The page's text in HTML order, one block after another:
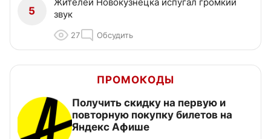
5
звук
27 Обсудить
ПРОМОКОДЫ
Получить скидку на первую и
повторную покупку билетов на
Яндекс Афише